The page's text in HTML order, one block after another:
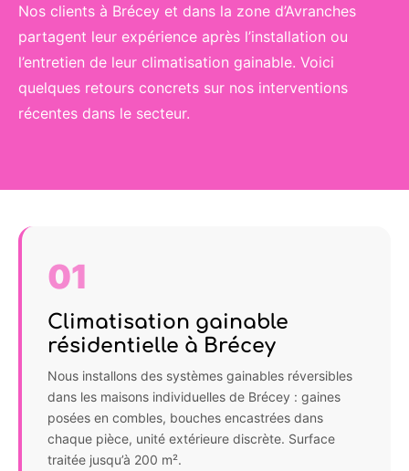
Nos clients à Brécey et dans la zone d’Avranches
partagent leur expérience après l’installation ou
l’entretien de leur climatisation gainable. Voici
quelques retours concrets sur nos interventions
récentes dans le secteur.
01
Climatisation gainable
résidentielle à Brécey
Nous installons des systèmes gainables réversibles
dans les maisons individuelles de Brécey : gaines
posées en combles, bouches encastrées dans
chaque pièce, unité extérieure discrète. Surface
traitée jusqu’à 200 m².